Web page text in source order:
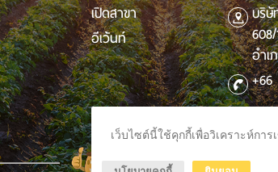
เปิดสาขา
อีเว้นท์
บริ
อำ
เว็บไซต์นี้ใช้คุกกี้เพื่อวิเคราะห์ก